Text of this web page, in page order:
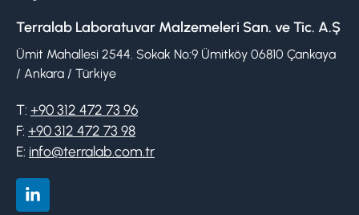
Terralab Laboratuvar Malzemeleri San. ve Tic. A.Ş
Ümit Mahallesi 2544. Sokak No:9 Ümitköy 06810 Çankaya
/ Ankara / Türkiye
T: +90 312 472 73 96
F: +90 312 472 73 98
E: info@terralab.com.tr